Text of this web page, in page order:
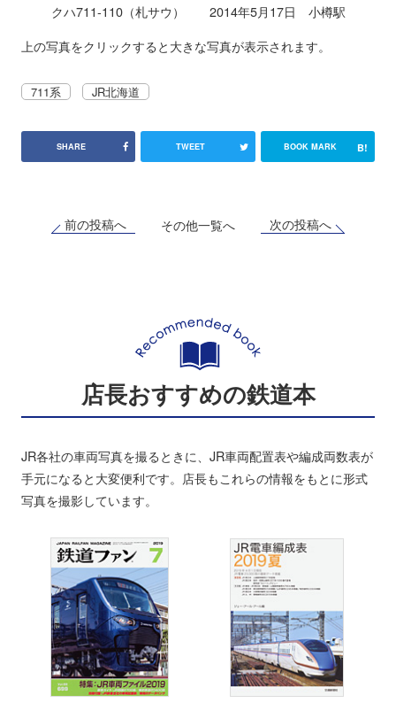
クハ711-110（札サウ） 2014年5月17日 小樽駅
上の写真をクリックすると大きな写真が表示されます。
711系 JR北海道
SHARE TWEET BOOK MARK B!
前の投稿へ その他一覧へ 次の投稿へ
店長おすすめの鉄道本
JR各社の車両写真を撮るときに、JR車両配置表や編成両数表が
手元になると大変便利です。店長もこれらの情報をもとに形式
写真を撮影しています。